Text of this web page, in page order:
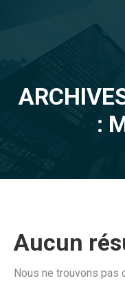
:
Aucun
Nous ne trouvons pas